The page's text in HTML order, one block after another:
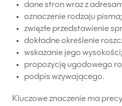
dane stron wraz z
oznaczenie rodzaju pisma;
zwięzłe przedstawienie
dokładne określenie
wskazanie jego wysokości;
propozycję ugodowego
podpis wzywającego.
Kluczowe znaczenie ma